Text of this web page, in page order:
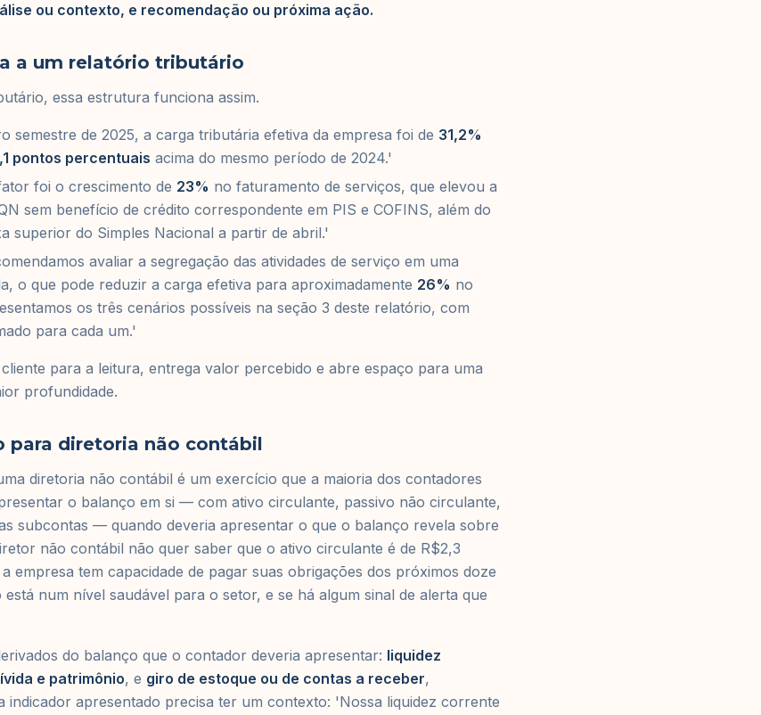
ou contexto, e recomendação ou próxima ação.
a um relatório tributário
essa estrutura funciona assim.
semestre de 2025, a carga tributária efetiva da empresa foi de 31,2%
pontos percentuais acima do mesmo período de 2024.'
foi o crescimento de 23% no faturamento de serviços, que elevou a
sem benefício de crédito correspondente em PIS e COFINS, além do
superior do Simples Nacional a partir de abril.'
avaliar a segregação das atividades de serviço em uma
o que pode reduzir a carga efetiva para aproximadamente 26% no
os três cenários possíveis na seção 3 deste relatório, com
para cada um.'
para a leitura, entrega valor percebido e abre espaço para uma
profundidade.
para diretoria não contábil
diretoria não contábil é um exercício que a maioria dos contadores
o balanço em si — com ativo circulante, passivo não circulante,
subcontas — quando deveria apresentar o que o balanço revela sobre
não contábil não quer saber que o ativo circulante é de R$2,3
empresa tem capacidade de pagar suas obrigações dos próximos doze
está num nível saudável para o setor, e se há algum sinal de alerta que
do balanço que o contador deveria apresentar: liquidez
e patrimônio, e giro de estoque ou de contas a receber,
indicador apresentado precisa ter um contexto: 'Nossa liquidez corrente